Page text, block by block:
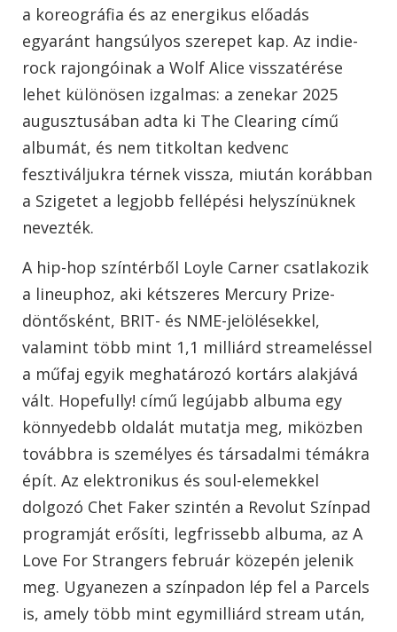
a koreográfia és az energikus előadás
egyaránt hangsúlyos szerepet kap. Az indie-
rock rajongóinak a Wolf Alice visszatérése
lehet különösen izgalmas: a zenekar 2025
augusztusában adta ki The Clearing című
albumát, és nem titkoltan kedvenc
fesztiváljukra térnek vissza, miután korábban
a Szigetet a legjobb fellépési helyszínüknek
nevezték.
A hip-hop színtérből Loyle Carner csatlakozik
a lineuphoz, aki kétszeres Mercury Prize-
döntősként, BRIT- és NME-jelölésekkel,
valamint több mint 1,1 milliárd streameléssel
a műfaj egyik meghatározó kortárs alakjává
vált. Hopefully! című legújabb albuma egy
könnyedebb oldalát mutatja meg, miközben
továbbra is személyes és társadalmi témákra
épít. Az elektronikus és soul-elemekkel
dolgozó Chet Faker szintén a Revolut Színpad
programját erősíti, legfrissebb albuma, az A
Love For Strangers február közepén jelenik
meg. Ugyanezen a színpadon lép fel a Parcels
is, amely több mint egymilliárd stream után,